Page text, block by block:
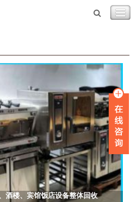
酒楼、宾馆饭店设备整体回收